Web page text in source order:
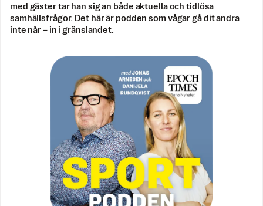
med gäster tar han sig an både aktuella och tidlösa
samhällsfrågor. Det här är podden som vågar gå dit andra
inte når – in i gränslandet.